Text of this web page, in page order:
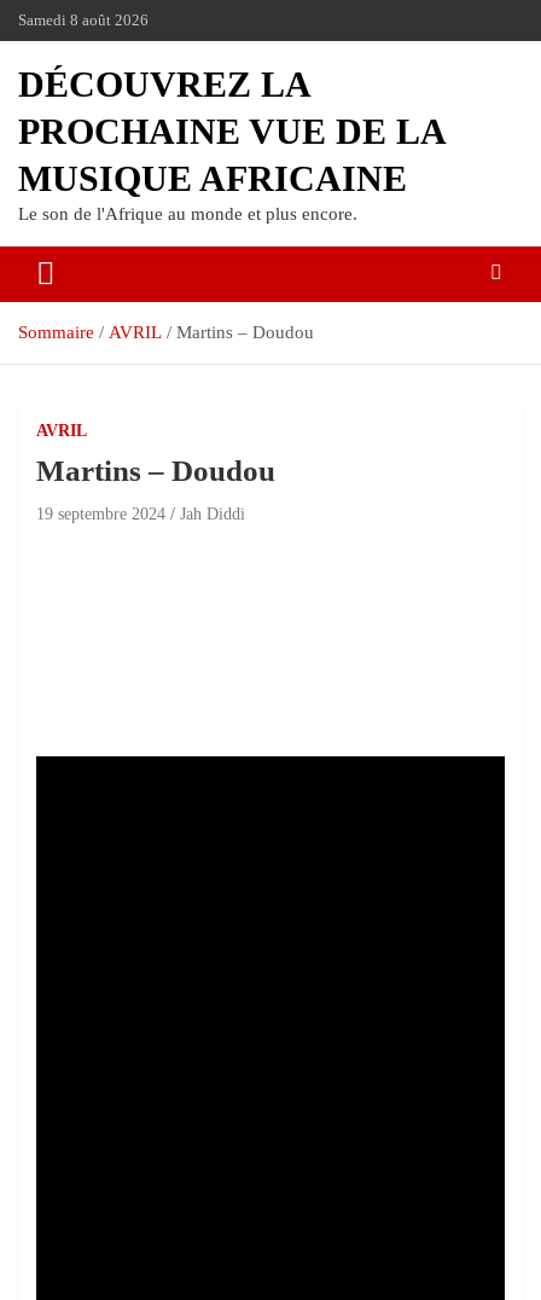
Samedi 8 août 2026
DÉCOUVREZ LA
PROCHAINE VUE DE LA
MUSIQUE AFRICAINE
Le son de l'Afrique au monde et plus encore.
Sommaire AVRIL Martins – Doudou
AVRIL
Martins – Doudou
19 septembre 2024 Jah Diddi